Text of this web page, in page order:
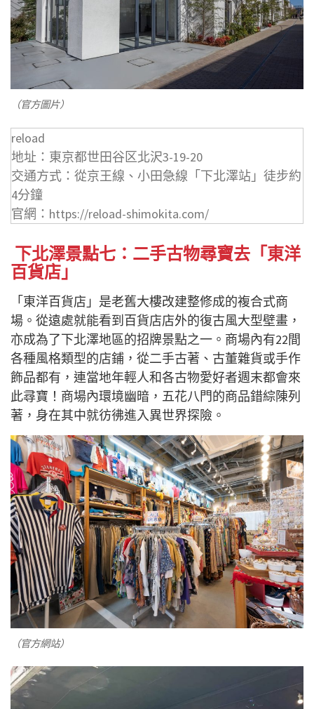
（官方圖片）
reload
地址：東京都世田谷区北沢3-19-20
交通方式：從京王線、小田急線「下北澤站」徒步約
4分鐘
官網：https://reload-shimokita.com/
下北澤景點七：二手古物尋寶去「東洋
百貨店」
「東洋百貨店」是老舊大樓改建整修成的複合式商
場。從遠處就能看到百貨店店外的復古風大型壁畫，
亦成為了下北澤地區的招牌景點之一。商場內有22間
各種風格類型的店鋪，從二手古著、古董雜貨或手作
飾品都有，連當地年輕人和各古物愛好者週末都會來
此尋寶！商場內環境幽暗，五花八門的商品錯綜陳列
著，身在其中就彷彿進入異世界探險。
（官方網站）